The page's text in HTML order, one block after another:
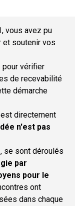
, vous avez pu
et soutenir vos
vérifier
de recevabilité
démarche
directement
n'est pas
se sont déroulés
par
pour le
ont
dans chaque